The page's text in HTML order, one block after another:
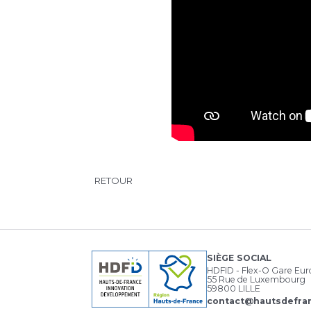
RETOUR
SIÈGE SOCIAL
HDFID - Flex-O Gare
55 Rue de Luxembourg
59800 LILLE